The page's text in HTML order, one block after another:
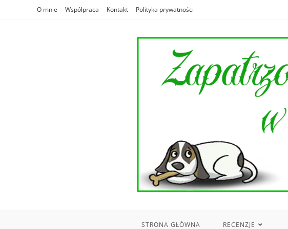
O mnie Współpraca Kontakt Polityka prywatności
STRONA GŁÓWNA RECENZJE